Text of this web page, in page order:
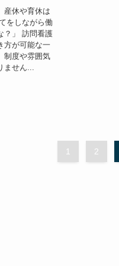
産休や育休は
をしながら働
？」 訪問看護
方が可能な一
制度や雰囲気
せん...
1 2